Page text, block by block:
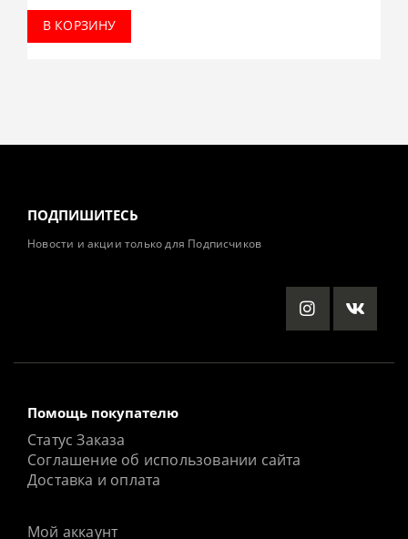
В КОРЗИНУ
ПОДПИШИТЕСЬ
Новости и акции только для Подписчиков
Помощь покупателю
Статус Заказа
Соглашение об использовании сайта
Доставка и оплата
Мой аккаунт